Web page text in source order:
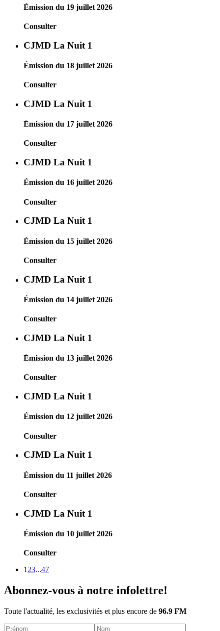
Émission du 19 juillet 2026
Consulter
CJMD La Nuit 1
Émission du 18 juillet 2026
Consulter
CJMD La Nuit 1
Émission du 17 juillet 2026
Consulter
CJMD La Nuit 1
Émission du 16 juillet 2026
Consulter
CJMD La Nuit 1
Émission du 15 juillet 2026
Consulter
CJMD La Nuit 1
Émission du 14 juillet 2026
Consulter
CJMD La Nuit 1
Émission du 13 juillet 2026
Consulter
CJMD La Nuit 1
Émission du 12 juillet 2026
Consulter
CJMD La Nuit 1
Émission du 11 juillet 2026
Consulter
CJMD La Nuit 1
Émission du 10 juillet 2026
Consulter
1 23...47
Abonnez-vous à notre infolettre!
Toute l'actualité, les exclusivités et plus encore de 96.9 FM